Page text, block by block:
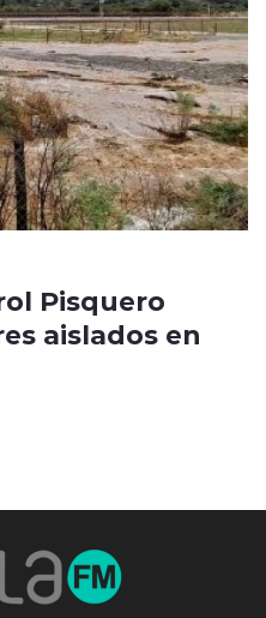
Pisquero
aislados en